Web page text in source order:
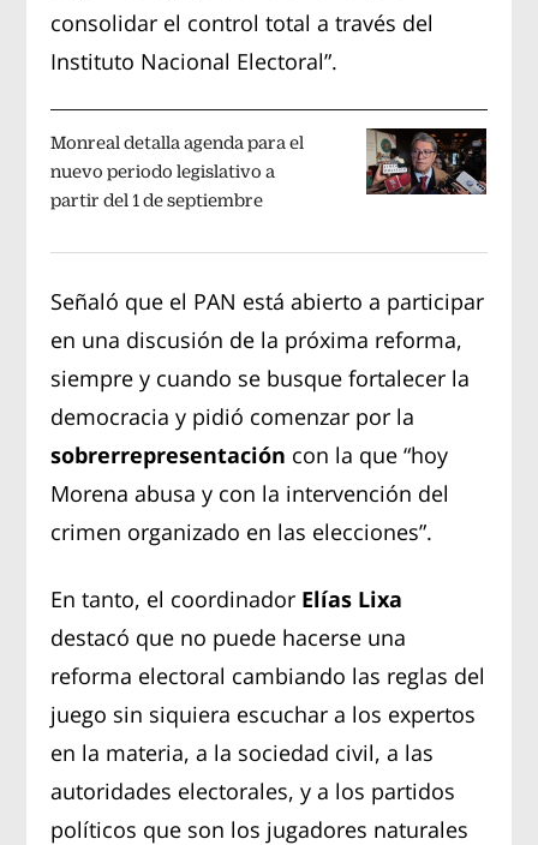
consolidar el control total a través del
Instituto Nacional Electoral”.
Monreal detalla agenda para el
nuevo periodo legislativo a
partir del 1 de septiembre
Señaló que el PAN está abierto a participar
en una discusión de la próxima reforma,
siempre y cuando se busque fortalecer la
democracia y pidió comenzar por la
sobrerrepresentación con la que “hoy
Morena abusa y con la intervención del
crimen organizado en las elecciones”.
En tanto, el coordinador Elías Lixa
destacó que no puede hacerse una
reforma electoral cambiando las reglas del
juego sin siquiera escuchar a los expertos
en la materia, a la sociedad civil, a las
autoridades electorales, y a los partidos
políticos que son los jugadores naturales